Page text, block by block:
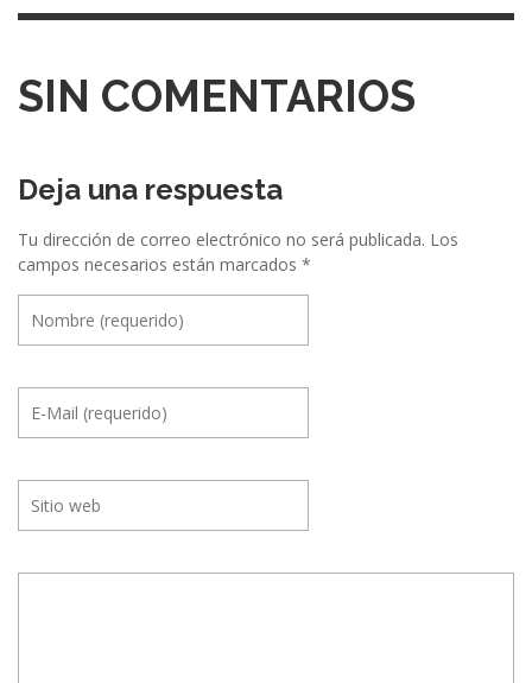
SIN COMENTARIOS
Deja una respuesta
Tu dirección de correo electrónico no será publicada. Los
campos necesarios están marcados *